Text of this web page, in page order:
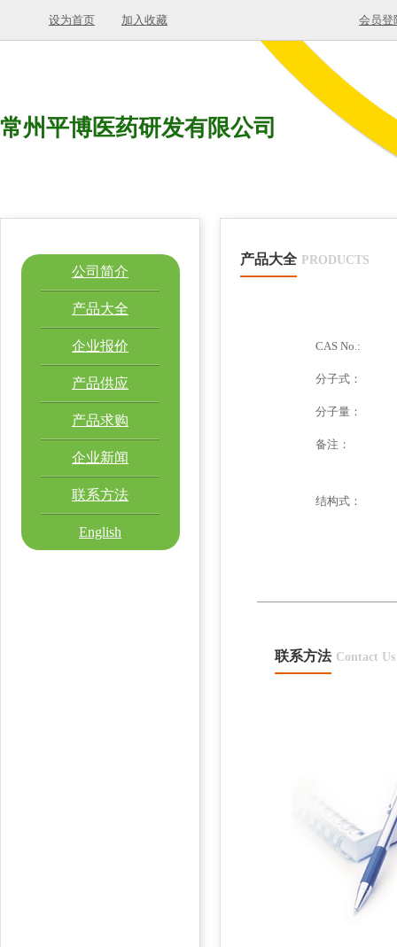
设为首页 加入收藏 会员登
常州平博医药研发有限公司
公司简介
产品大全
企业报价
产品供应
产品求购
企业新闻
联系方法
English
产品大全 PRODUCTS
CAS No.:
分子式：
分子量：
备注：
结构式：
联系方法 Contact Us